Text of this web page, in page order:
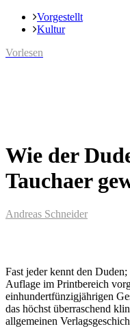
Vorgestellt
Kultur
Vorlesen
Wie der
Tauchaer
Andreas Schneider
Fast jeder kennt den
Auflage im Printbereich
einhundertfünzigjährigen
das höchst überraschend
allgemeinen